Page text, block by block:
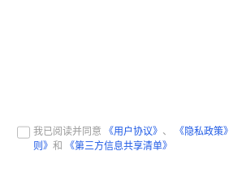
我已阅读并同意 《用户协议》 、 《隐私政策》
则》和 《第三方信息共享清单》